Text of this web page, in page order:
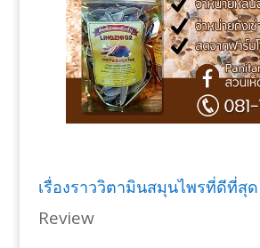
เรื่องราววิตามินสมุนไพรที่ดีที่สุด
Review